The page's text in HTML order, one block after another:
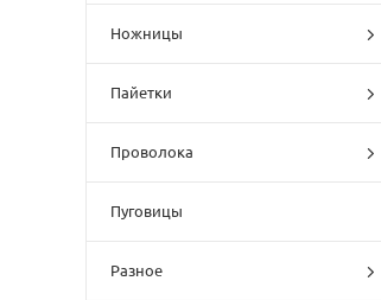
Ножницы
Пайетки
Проволока
Пуговицы
Разное